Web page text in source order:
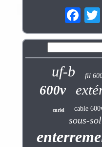
uf-b fil
600v
curiel cable
sous-sol